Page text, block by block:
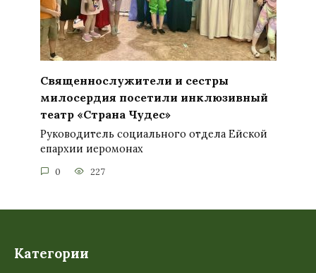
Священнослужители и сестры
милосердия посетили инклюзивный
театр «Страна Чудес»
Руководитель социального отдела Ейской
епархии иеромонах
0 227
Категории